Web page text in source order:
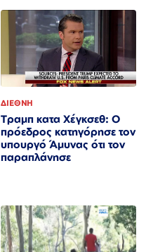
ΔΙΕΘΝΗ
Τραμπ κατα Χέγκσεθ: Ο
πρόεδρος κατηγόρησε τον
υπουργό Άμυνας ότι τον
παραπλάνησε